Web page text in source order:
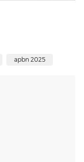
apbn 2025